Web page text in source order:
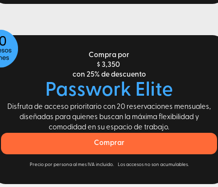
Compra por
$ 3,350
con 25% de descuento
Passwork Elite
Disfruta de acceso prioritario con 20 reservaciones mensuales,
diseñadas para quienes buscan la máxima flexibilidad y
comodidad en su espacio de trabajo.
Comprar
Precio por persona al mes IVA incluido. Los accesos no son acumulables.